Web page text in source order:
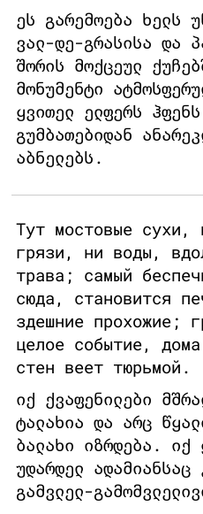
ეს გარემოება ხელს
ვალ-დე-გრასისა და
შორის მოქცეულ
მონუმენტი
ყვითელ ელფერს
გუმბათებიდან
აბნელებს.
Тут мостовые сухи,
грязи, ни воды,
трава; самый
сюда, становится
здешние прохожие;
целое событие,
стен веет тюрьмой.
იქ ქვაფენილები
ტალახია და არც
ბალახი იზრდება. იქ
უდარდელ
გამვლელ-